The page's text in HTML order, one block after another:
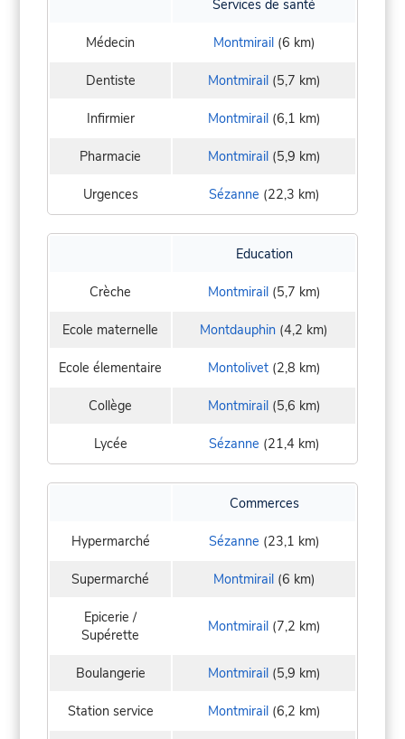
Services de santé
Médecin Montmirail(6 km)
Dentiste Montmirail(5,7 km)
Infirmier Montmirail(6,1 km)
Pharmacie Montmirail(5,9 km)
Urgences Sézanne (22,3 km)
Education
Crèche Montmirail(5,7 km)
Ecole maternelle Montdauphin (4,2 km)
Ecole élementaire Montolivet(2,8 km)
Collège Montmirail(5,6 km)
Lycée Sézanne (21,4 km)
Commerces
Hypermarché Sézanne (23,1 km)
Supermarché Montmirail(6 km)
Epicerie /
Supérette
Montmirail(7,2 km)
Boulangerie Montmirail(5,9 km)
Station service Montmirail(6,2 km)